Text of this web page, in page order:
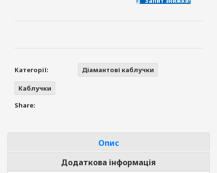
Категорії: Діамантові каблучки
Каблучки
Share:
Опис
Додаткова інформація